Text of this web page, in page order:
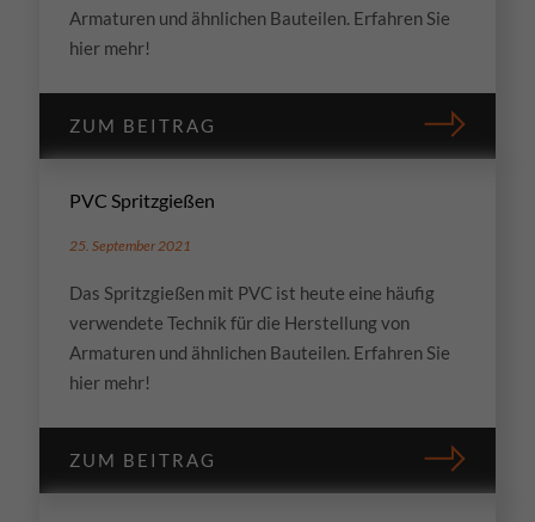
Armaturen und ähnlichen Bauteilen. Erfahren Sie
hier mehr!
ZUM BEITRAG
PVC Spritzgießen
25. September 2021
Das Spritzgießen mit PVC ist heute eine häufig
verwendete Technik für die Herstellung von
Armaturen und ähnlichen Bauteilen. Erfahren Sie
hier mehr!
ZUM BEITRAG